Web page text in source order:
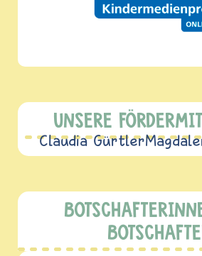
UNSERE
Claudia Gürtler